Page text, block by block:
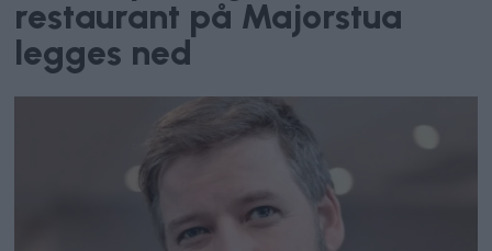
restaurant på Majorstua
legges ned